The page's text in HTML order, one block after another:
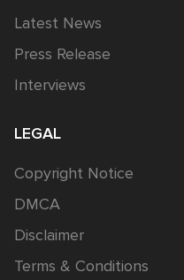
Latest News
Press Release
Interviews
LEGAL
Copyright Notice
DMCA
Disclaimer
Terms & Conditions